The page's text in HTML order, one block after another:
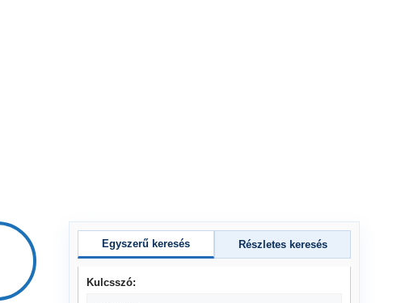
Egyszerű keresés Részletes keresés
Kulcsszó: